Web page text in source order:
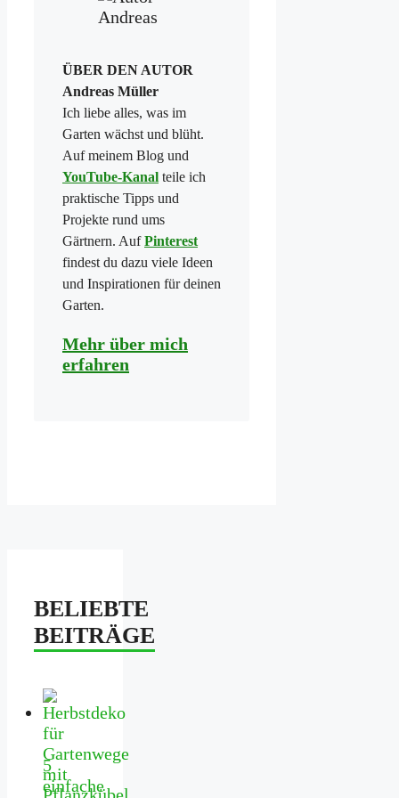
ÜBER DEN AUTOR
Andreas Müller
Ich liebe alles, was im
Garten wächst und blüht.
Auf meinem Blog und
YouTube-Kanal teile ich
praktische Tipps und
Projekte rund ums
Gärtnern. AufPinterest
findest du dazu viele Ideen
und Inspirationen für deinen
Garten.
Mehr über mich
erfahren
BELIEBTE
BEITRÄGE
5
einfache